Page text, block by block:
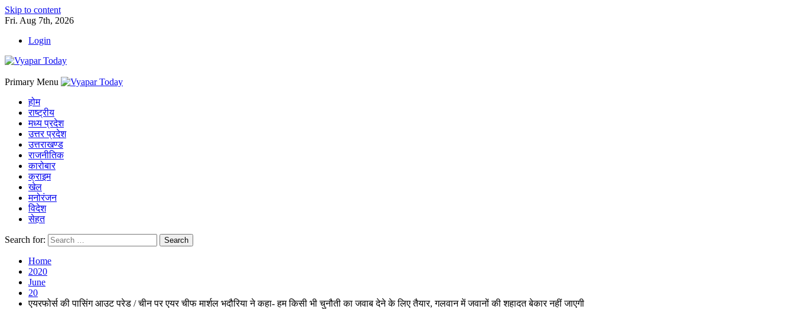
Skip to content
Fri. Aug 7th, 2026
Login
Primary Menu
होम
राष्ट्रीय
मध्य प्रदेश
उत्तर प्रदेश
उत्तराखण्ड
राजनीतिक
कारोबार
क्राइम
खेल
मनोरंजन
विदेश
सेहत
Search for:
Home
2020
June
20
एयरफोर्स की पासिंग आउट परेड / चीन पर एयर चीफ मार्शल भदौरिया ने कहा- हम किसी भी चुनौती का जवाब देने के लिए तैयार, गलवान में जवानों की शहादत बेकार नहीं जाएगी